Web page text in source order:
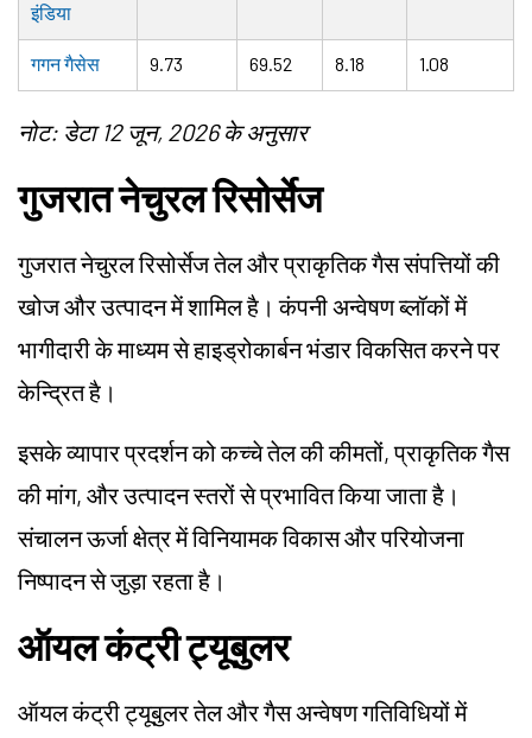
इंडिया
गगन गैसेस 9.73 69.52 8.18 1.08
नोट: डेटा 12 जून, 2026 के अनुसार
गुजरात नेचुरल रिसोर्सेज
गुजरात नेचुरल रिसोर्सेज तेल और प्राकृतिक गैस संपत्तियों की
खोज और उत्पादन में शामिल है। कंपनी अन्वेषण ब्लॉकों में
भागीदारी के माध्यम से हाइड्रोकार्बन भंडार विकसित करने पर
केन्द्रित है।
इसके व्यापार प्रदर्शन को कच्चे तेल की कीमतों, प्राकृतिक गैस
की मांग, और उत्पादन स्तरों से प्रभावित किया जाता है।
संचालन ऊर्जा क्षेत्र में विनियामक विकास और परियोजना
निष्पादन से जुड़ा रहता है।
ऑयल कंट्री ट्यूबुलर
ऑयल कंट्री ट्यूबुलर तेल और गैस अन्वेषण गतिविधियों में